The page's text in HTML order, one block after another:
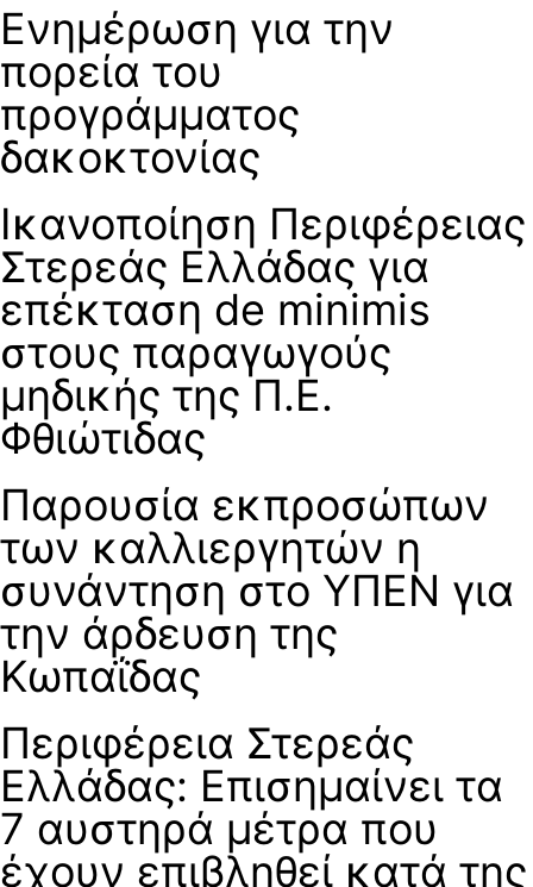
Ενημέρωση για την
πορεία του
προγράμματος
δακοκτονίας
Ικανοποίηση Περιφέρειας
Στερεάς Ελλάδας για
επέκταση de minimis
στους παραγωγούς
μηδικής της Π.Ε.
Φθιώτιδας
Παρουσία εκπροσώπων
των καλλιεργητών η
συνάντηση στο ΥΠΕΝ για
την άρδευση της
Κωπαΐδας
Περιφέρεια Στερεάς
Ελλάδας: Επισημαίνει τα
7 αυστηρά μέτρα που
έχουν επιβληθεί κατά της